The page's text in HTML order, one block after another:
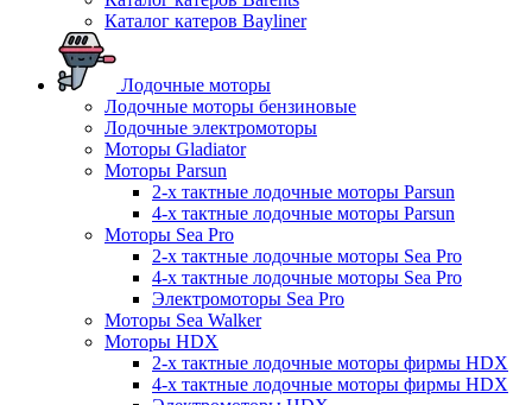
Каталог катеров Bayliner
Лодочные моторы
Лодочные моторы бензиновые
Лодочные электромоторы
Моторы Gladiator
Моторы Parsun
2-х тактные лодочные моторы Parsun
4-х тактные лодочные моторы Parsun
Моторы Sea Pro
2-х тактные лодочные моторы Sea Pro
4-х тактные лодочные моторы Sea Pro
Электромоторы Sea Pro
Моторы Sea Walker
Моторы HDX
2-х тактные лодочные моторы фирмы HDX
4-х тактные лодочные моторы фирмы HDX